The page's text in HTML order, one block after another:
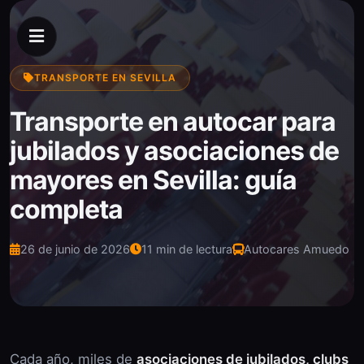
TRANSPORTE EN SEVILLA
Transporte en autocar para
jubilados y asociaciones de
mayores en Sevilla: guía
completa
26 de junio de 2026 11 min de lectura Autocares Amuedo
Cada año, miles de asociaciones de jubilados, clubs